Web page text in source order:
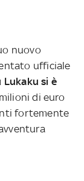
nuovo
ufficiale
Lukaku si è
di euro
fortemente